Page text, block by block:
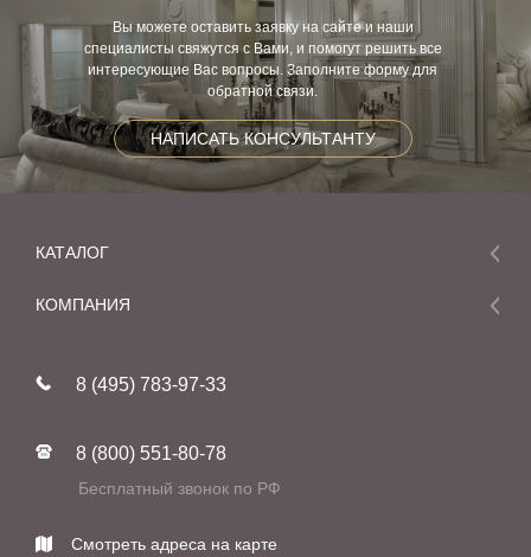
Вы можете оставить заявку на сайте и наши
специалисты свяжутся с Вами, и помогут решить все
интересующие Вас вопросы. Заполните форму для
обратной связи.
НАПИСАТЬ КОНСУЛЬТАНТУ
КАТАЛОГ
Мебель
Новинки
Фабрики
КОМПАНИЯ
Реставрация
Контакты
8 (495) 783-97-33
8 (800) 551-80-78
Бесплатный звонок по РФ
Смотреть адреса на карте